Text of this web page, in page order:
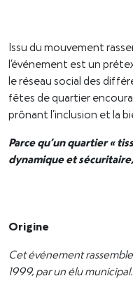
Issu du mouvement
l’événement est un
le réseau social des
fêtes de quartier
prônant l’inclusion et la
Parce qu’un quartier «
dynamique et
Origine
Cet événement
1999, par un élu